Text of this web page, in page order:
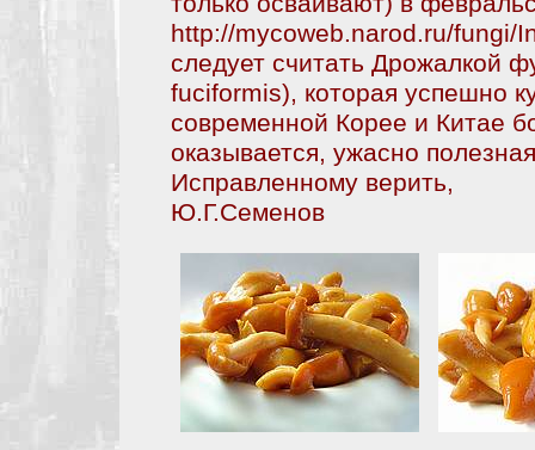
http://mycoweb.narod.ru/fungi/
следует считать Дрожалкой
fuciformis), которая успешно
современной Корее и Китае
оказывается, ужасно
Исправленному верить,
Ю.Г.Семенов